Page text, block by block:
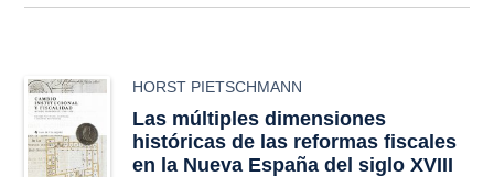
HORST PIETSCHMANN
Las múltiples dimensiones
históricas de las reformas fiscales
en la Nueva España del siglo XVIII